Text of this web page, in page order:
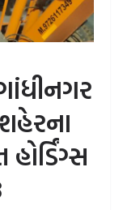
શહેરના